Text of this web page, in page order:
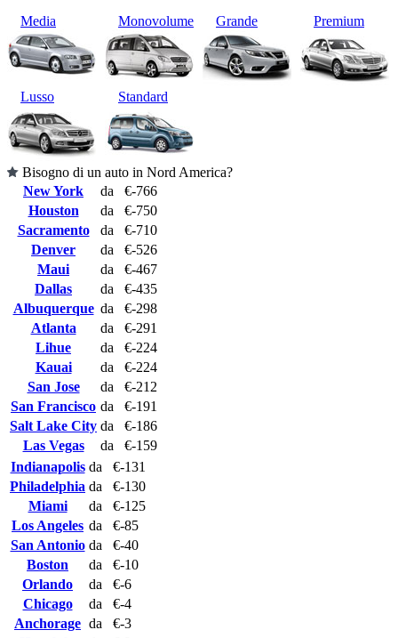
Media Monovolume Grande Premium
Lusso Standard
Bisogno di un auto in Nord America?
New York
da
€-766
Houston
da
€-750
Sacramento
da
€-710
Denver
da
€-526
Maui
da
€-467
Dallas
da
€-435
Albuquerque da
€-298
Atlanta
da
€-291
Lihue
da
€-224
Kauai
da
€-224
San Jose
da
€-212
San Francisco da
€-191
Salt Lake City da
€-186
Las Vegas
da
€-159
Indianapolis da
€-131
Philadelphia da
€-130
Miami
da
€-125
Los Angeles da
€-85
San Antonio da
€-40
Boston
da
€-10
Orlando
da
€-6
Chicago
da
€-4
Anchorage da
€-3